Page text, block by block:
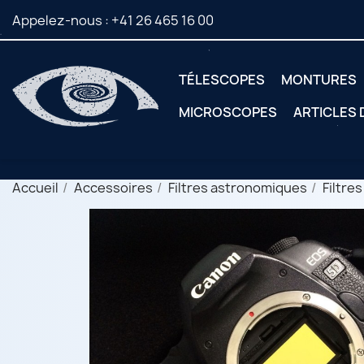
Appelez-nous : +41 26 465 16 00
TÉLESCOPES
MONTURES
MICROSCOPES
ARTICLES
Accueil Accessoires Filtres astronomiques